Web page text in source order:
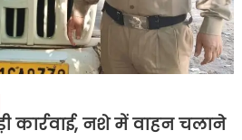
कार्रवाई, नशे में वाहन चलाने